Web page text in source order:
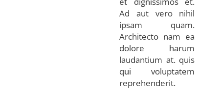
Ad aut vero nihil
ipsam quam.
Architecto nam ea
dolore harum
laudantium at. quis
qui voluptatem
reprehenderit.